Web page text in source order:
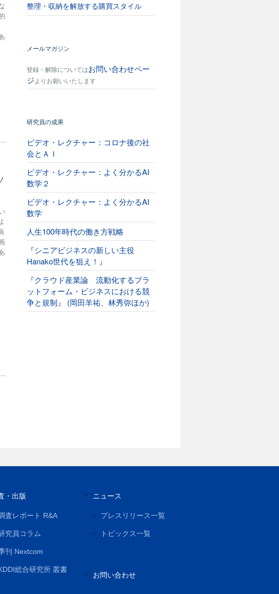
整理・収納を解放する購買スタイル
メールマガジン
登録・解除についてはお問い合わせペー
ジよりお願いいたします
研究員の成果
ビデオ・レクチャー：コロナ後の社
会とＡＩ
ビデオ・レクチャー：よく分かるAI
数学２
ビデオ・レクチャー：よく分かるAI
数学
人生100年時代の働き方戦略
『シニアビジネスの新しい主役
Hanako世代を狙え！』
『クラウド産業論 流動化するプラ
ットフォーム・ビジネスにおける競
争と規制』 (岡田羊祐、林秀弥ほか)
・出版
査レポート R&A
究員コラム
刊 Nextcom
総合研究所 叢書
ニュース
プレスリリース一覧
トピックス一覧
お問い合わせ